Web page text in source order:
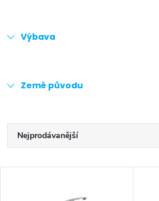
Výbava
Země původu
Ř
a
Nejprodávanější